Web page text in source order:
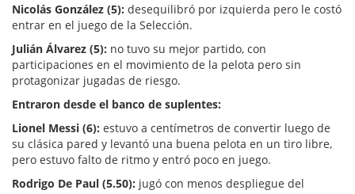
Nicolás González (5): desequilibró por izquierda pero le costó
entrar en el juego de la Selección.
Julián Álvarez (5): no tuvo su mejor partido, con
participaciones en el movimiento de la pelota pero sin
protagonizar jugadas de riesgo.
Entraron desde el banco de suplentes:
Lionel Messi (6): estuvo a centímetros de convertir luego de
su clásica pared y levantó una buena pelota en un tiro libre,
pero estuvo falto de ritmo y entró poco en juego.
Rodrigo De Paul (5.50): jugó con menos despliegue del